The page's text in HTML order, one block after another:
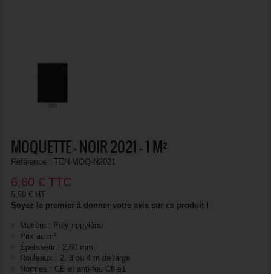
MOQUETTE - NOIR 2021 - 1 M²
Référence :TEN-MOQ-N2021
6,60 € TTC
5,50 € HT
Soyez le premier à donner votre avis sur ce produit !
Matière : Polypropylène
Prix au m²
Épaisseur : 2,60 mm
Rouleaux : 2, 3 ou 4 m de large
Normes : CE et anti-feu Cfl-s1